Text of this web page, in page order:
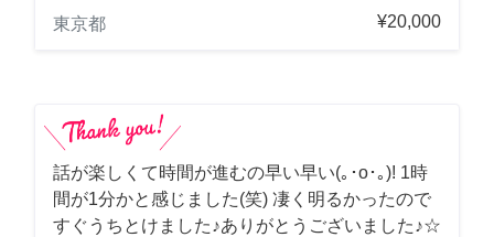
東京都
¥20,000
話が楽しくて時間が進むの早い早い(｡･о･｡)! 1時
間が1分かと感じました(笑) 凄く明るかったので
すぐうちとけました♪ありがとうございました♪☆